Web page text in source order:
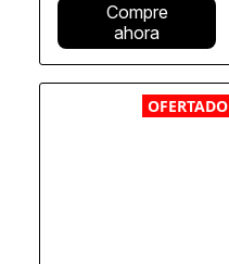
Compre
ahora
OFERTADO